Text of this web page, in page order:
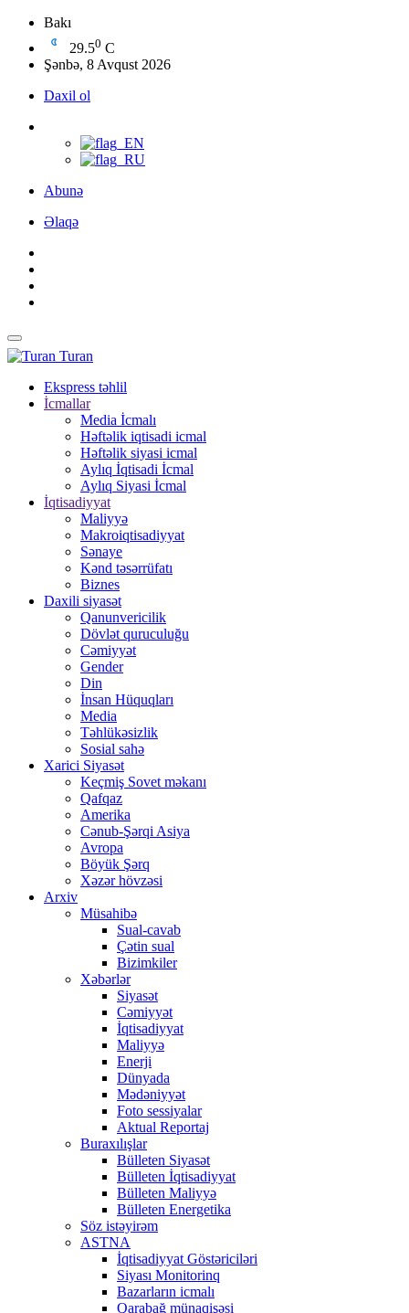
Bakı
29.50 C
Şənbə, 8 Avqust 2026
Daxil ol
Abunə
Əlaqə
Turan
Ekspress təhlil
İcmallar
Media İcmalı
Həftəlik iqtisadi icmal
Həftəlik siyasi icmal
Aylıq İqtisadi İcmal
Aylıq Siyasi İcmal
İqtisadiyyat
Maliyyə
Makroiqtisadiyyat
Sənaye
Kənd təsərrüfatı
Biznes
Daxili siyasət
Qanunvericilik
Dövlət quruculuğu
Cəmiyyət
Gender
Din
İnsan Hüquqları
Media
Təhlükəsizlik
Sosial sahə
Xarici Siyasət
Keçmiş Sovet məkanı
Qafqaz
Amerika
Cənub-Şərqi Asiya
Avropa
Böyük Şərq
Xəzər hövzəsi
Arxiv
Müsahibə
Sual-cavab
Çətin sual
Bizimkiler
Xəbərlər
Siyasət
Cəmiyyət
İqtisadiyyat
Maliyyə
Enerji
Dünyada
Mədəniyyət
Foto sessiyalar
Aktual Reportaj
Buraxılışlar
Bülleten Siyasət
Bülleten İqtisadiyyat
Bülleten Maliyyə
Bülleten Energetika
Söz istəyirəm
ASTNA
İqtisadiyyat Göstəriciləri
Siyası Monitorinq
Bazarların icmalı
Qarabağ münaqişəsi